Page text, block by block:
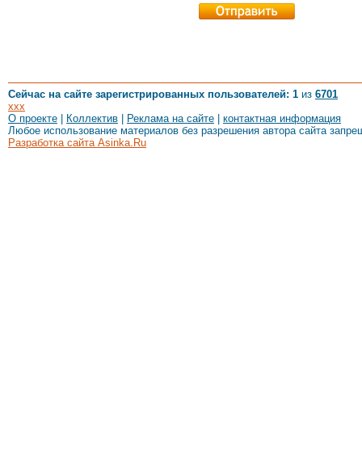
Сейчас на сайте зарегистрированных пользователей: 1 из 6701
xxx
О проекте
Коллектив Реклама на сайте
контактная информация
Любое использование материалов без разрешения автора сайта
Разработка сайта Asinka.Ru